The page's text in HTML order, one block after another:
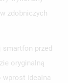
zdobniczych
przed
oryginalną
wprost idealna